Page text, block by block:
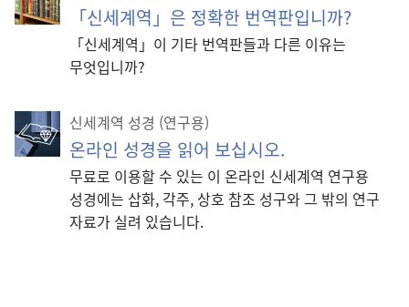
「신세계역」은 정확한 번역판입니까?
「신세계역」이 기타 번역판들과 다른 이유는
무엇입니까?
신세계역 성경 (연구용)
온라인 성경을 읽어 보십시오.
무료로 이용할 수 있는 이 온라인 신세계역 연구용
성경에는 삽화, 각주, 상호 참조 성구와 그 밖의 연구
자료가 실려 있습니다.